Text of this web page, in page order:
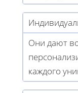
Они дают
каждого